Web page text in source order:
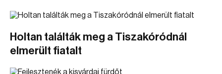
Holtan találták meg a Tiszakóródnál
elmerült fiatalt